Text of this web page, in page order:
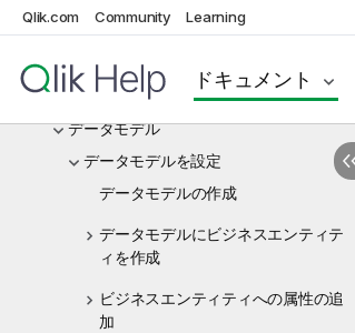
Qlik.com Community Learning
ドキュメント
Talend Studioの使用を開始
MDMの動作原理
データモデル
データモデルを設定
データモデルの作成
データモデルにビジネスエンティテ
ィを作成
ビジネスエンティティへの属性の追
加